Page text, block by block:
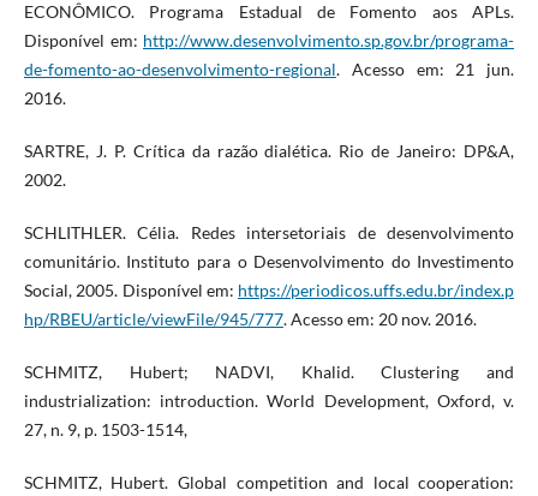
ECONÔMICO. Programa Estadual de Fomento aos APLs.
Disponível em: http://www.desenvolvimento.sp.gov.br/programa-
de-fomento-ao-desenvolvimento-regional. Acesso em: 21 jun.
2016.
SARTRE, J. P. Crítica da razão dialética. Rio de Janeiro: DP&A,
2002.
SCHLITHLER. Célia. Redes intersetoriais de desenvolvimento
comunitário. Instituto para o Desenvolvimento do Investimento
Social, 2005. Disponível em: https://periodicos.uffs.edu.br/index.p
hp/RBEU/article/viewFile/945/777. Acesso em: 20 nov. 2016.
SCHMITZ, Hubert; NADVI, Khalid. Clustering and
industrialization: introduction. World Development, Oxford, v.
27, n. 9, p. 1503-1514,
SCHMITZ, Hubert. Global competition and local cooperation: